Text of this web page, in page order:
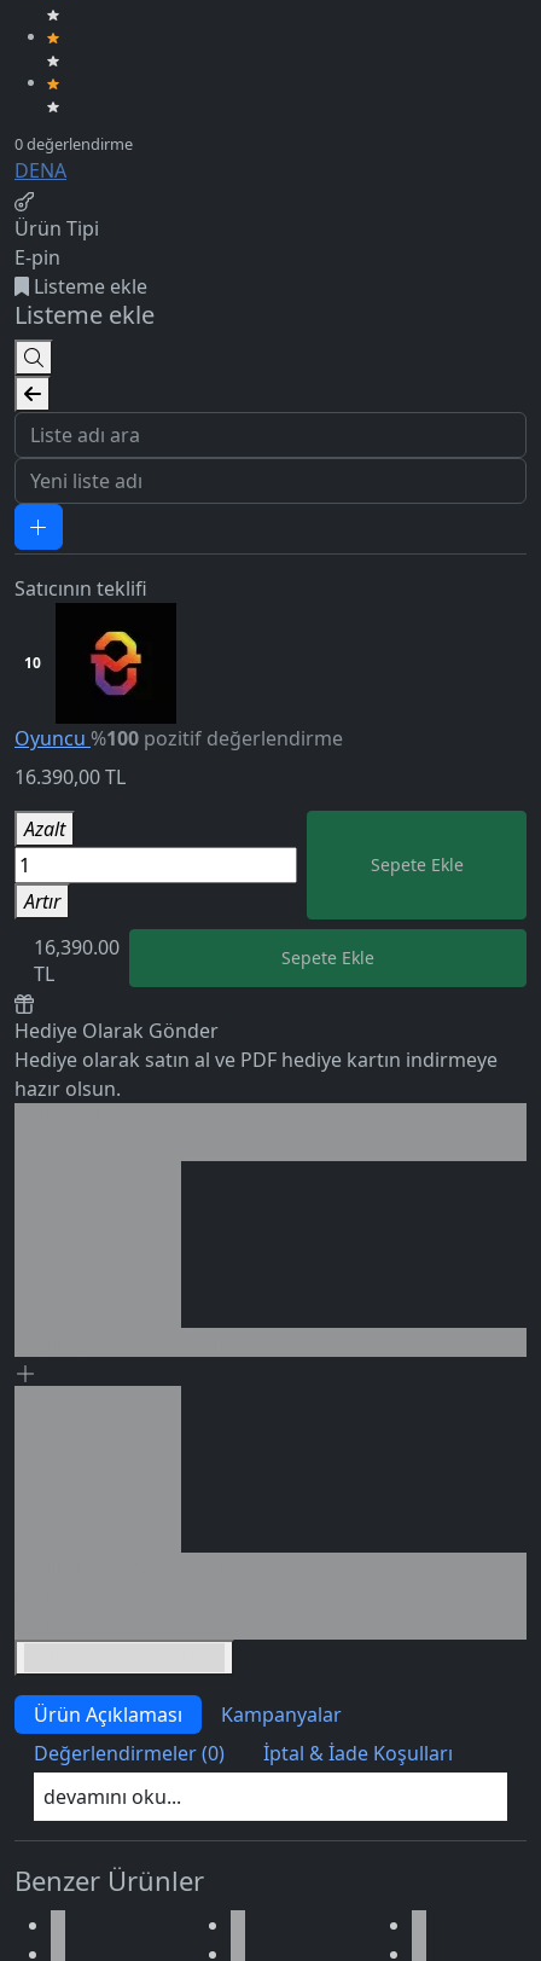
DENA
Ürün Tipi
E-pin
Listeme ekle
Listeme ekle
Satıcının teklifi
10
Oyuncu %100 pozitif değerlendirme
16.390,00TL
Azalt
Artır
Sepete Ekle
16,390.00
TL
Sepete Ekle
Hediye Olarak Gönder
Hediye olarak satın al ve PDF hediye kartın indirmeye
hazır olsun.
Ürün Açıklaması
Kampanyalar
Değerlendirmeler (0)
İptal & İade Koşulları
devamını oku...
Benzer Ürünler